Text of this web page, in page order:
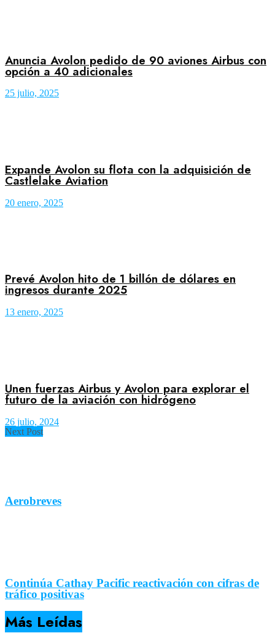
Anuncia Avolon pedido de 90 aviones Airbus con
opción a 40 adicionales
25 julio, 2025
Expande Avolon su flota con la adquisición de
Castlelake Aviation
20 enero, 2025
Prevé Avolon hito de 1 billón de dólares en
ingresos durante 2025
13 enero, 2025
Unen fuerzas Airbus y Avolon para explorar el
futuro de la aviación con hidrógeno
26 julio, 2024
Next Post
Aerobreves
Continúa Cathay Pacific reactivación con cifras de
tráfico positivas
Más Leídas